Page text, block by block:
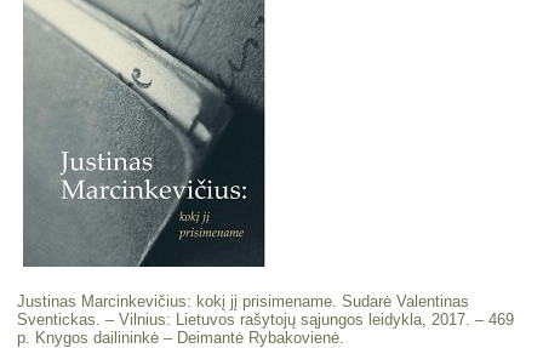
Justinas Marcinkevičius: kokį jį prisimename. Sudarė Valentinas
Sventickas. – Vilnius: Lietuvos rašytojų sąjungos leidykla, 2017. – 469
p. Knygos dailininkė – Deimantė Rybakovienė.